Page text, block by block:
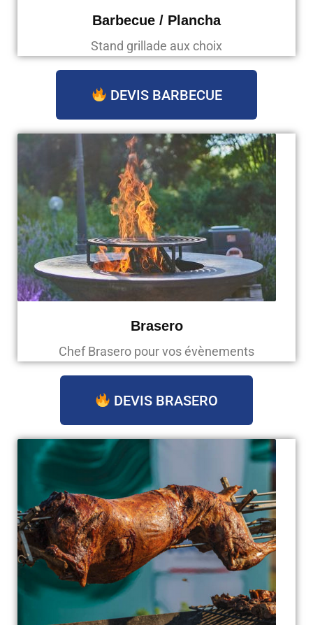
Barbecue / Plancha
Stand grillade aux choix
DEVIS BARBECUE
Brasero
Chef Brasero pour vos évènements
DEVIS BRASERO